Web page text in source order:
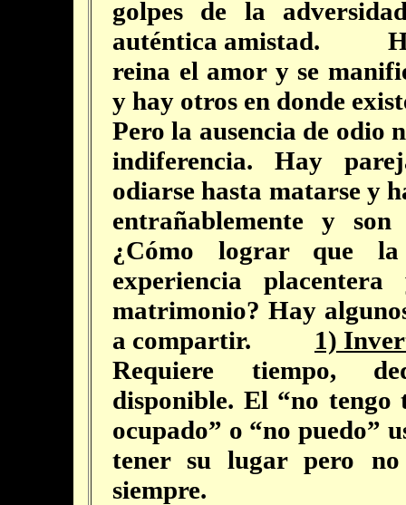
golpes de la
auténtica amistad.
Hay
reina el amor y se
y hay otros en donde
Pero la ausencia de odio
indiferencia. Hay
odiarse hasta matarse y
entrañablemente y son
¿Cómo lograr que
experiencia
matrimonio? Hay
a compartir.
1)
Requiere tiempo,
disponible. El “no tengo
ocupado” o “no puedo”
tener su lugar pero no
siempre.